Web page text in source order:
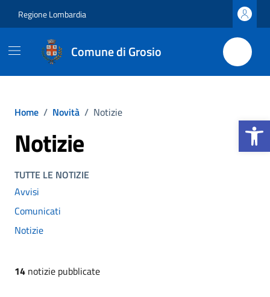
Apri la
Regione Lombardia
Comune di Grosio
Home / Novità / Notizie
Notizie
TUTTE LE NOTIZIE
Avvisi
Comunicati
Notizie
14 notizie pubblicate